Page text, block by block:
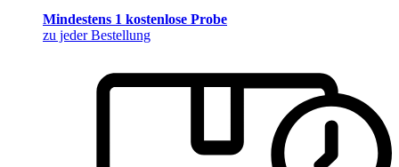
Mindestens 1 kostenlose Probe
zu jeder Bestellung